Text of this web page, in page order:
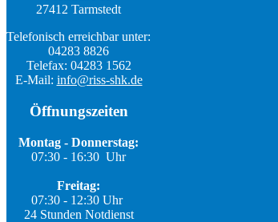
27412 Tarmstedt
Telefonisch erreichbar unter:
04283 8826
Telefax: 04283 1562
E-Mail: info@riss-shk.de
Öffnungszeiten
Montag - Donnerstag:
07:30 - 16:30 Uhr
Freitag:
07:30 - 12:30 Uhr
24 Stunden Notdienst